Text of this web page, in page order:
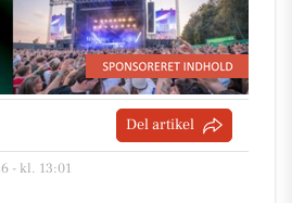
Del artikel
- kl. 13:01